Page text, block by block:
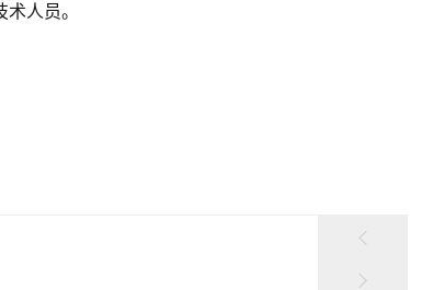
术人员。